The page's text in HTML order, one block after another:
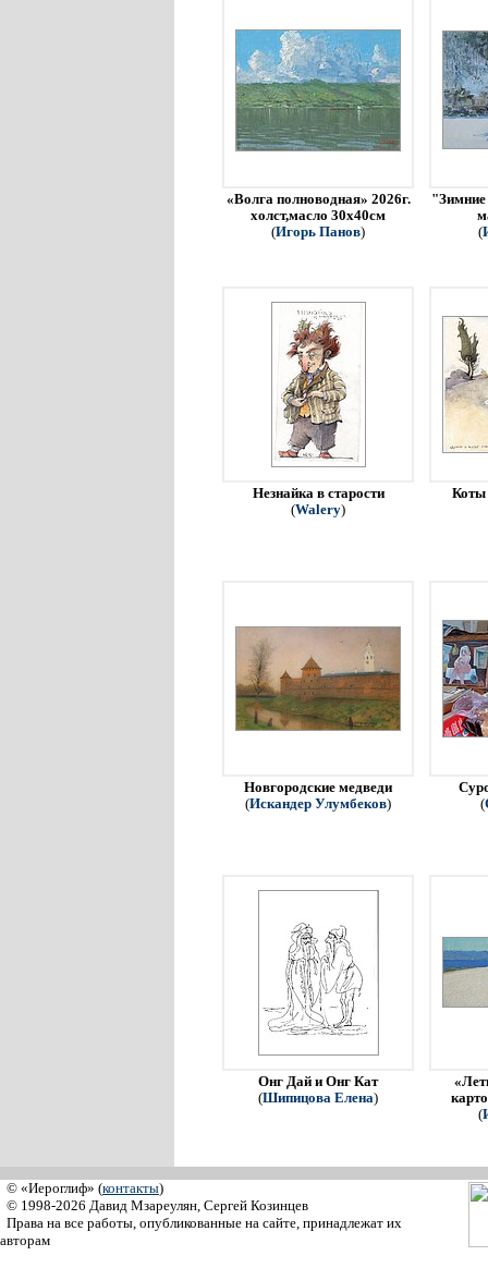
«Волга полноводная» 2026г.
холст,масло 30х40см
(Игорь Панов)
"Зимние
(
Незнайка в старости
(Walery)
Коты
Новгородские медведи
(Искандер Улумбеков)
(
Онг Дай и Онг Кат
(Шипицова Елена)
(
© «Иероглиф» (контакты)
© 1998-2026 Давид Мзареулян, Сергей Козинцев
Права на все работы, опубликованные на сайте, принадлежат их
авторам